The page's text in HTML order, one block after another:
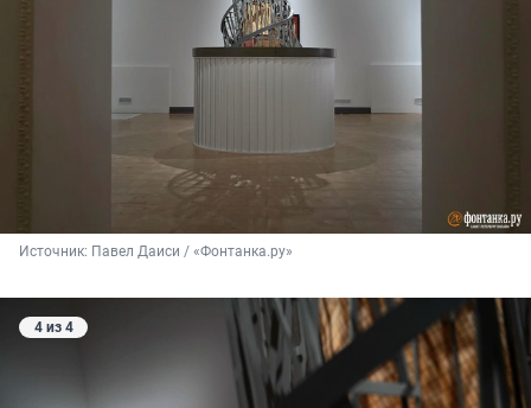
Источник: Павел Даиси / «Фонтанка.ру»
4 из 4